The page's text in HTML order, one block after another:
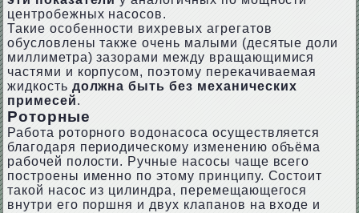
центробежных насосов.
Такие особенности вихревых агрегатов
обусловлены также очень малыми (десятые доли
миллиметра) зазорами между вращающимися
частями и корпусом, поэтому перекачиваемая
жидкость должна быть без механических
примесей.
Роторные
Работа роторного водонасоса осуществляется
благодаря периодическому изменению объёма
рабочей полости. Ручные насосы чаще всего
построены именно по этому принципу. Состоит
такой насос из цилиндра, перемещающегося
внутри его поршня и двух клапанов на входе и